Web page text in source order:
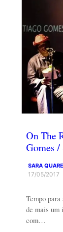
On The
Gomes /
SARA
17/05/2017
Tempo
de mais um
com…